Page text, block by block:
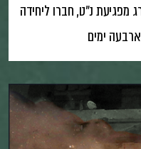
מפגיעת נ״ט, חברו ליחידה
ימים